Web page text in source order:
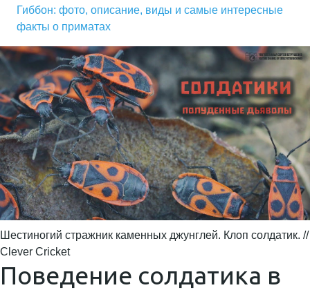
Гиббон: фото, описание, виды и самые интересные
факты о приматах
Шестиногий стражник каменных джунглей. Клоп солдатик. //
Clever Cricket
Поведение солдатика в